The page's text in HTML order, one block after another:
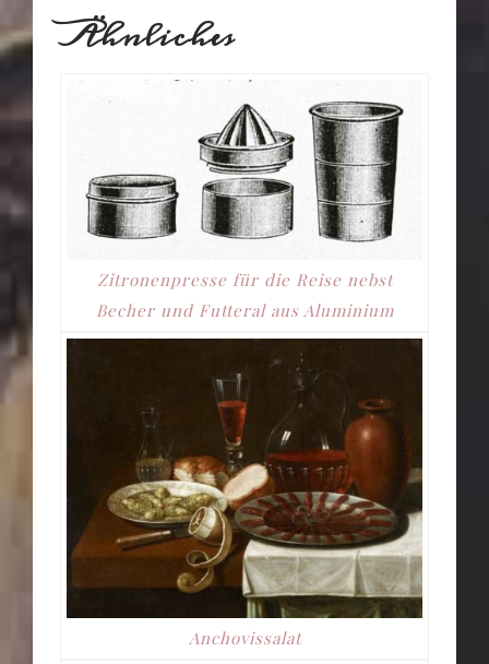
Ähnliches
Zitronenpresse für die Reise nebst
Becher und Futteral aus Aluminium
Anchovissalat